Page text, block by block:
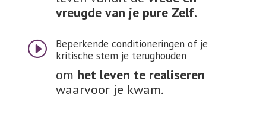
vreugde van je pure Zelf.
I
Beperkende conditioneringen of je
kritische stem je terughouden
om het leven te realiseren
waarvoor je kwam.